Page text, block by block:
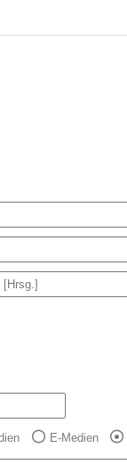
E-Medien